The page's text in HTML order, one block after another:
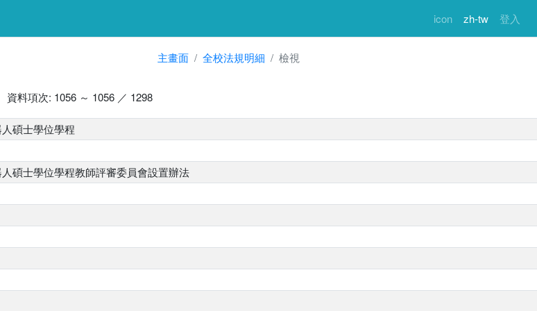
icon zh-tw 登入
主畫面 全校法規明細 檢視
資料項次: 1056 ～ 1056 ／ 1298
碩士學位學程
碩士學位學程教師評審委員會設置辦法